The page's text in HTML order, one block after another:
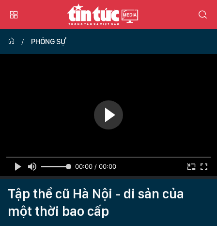
PHÓNG SỰ
00:00 / 00:00
Tập thể cũ Hà Nội - di sản của
một thời bao cấp